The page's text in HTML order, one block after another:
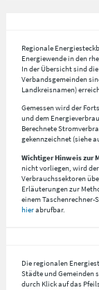
Regionale
Energiewende in den
In der Übersicht sind
Verbandsgemeinden
Landkreisnamen)
Gemessen wird der
und dem
Berechnete
gekennzeichnet (siehe
Wichtiger Hinweis zur
nicht vorliegen, wird
Verbrauchssektoren
Erläuterungen zur
einem
hierabrufbar.
Die regionalen
Städte und Gemeinden
durch Klick auf das